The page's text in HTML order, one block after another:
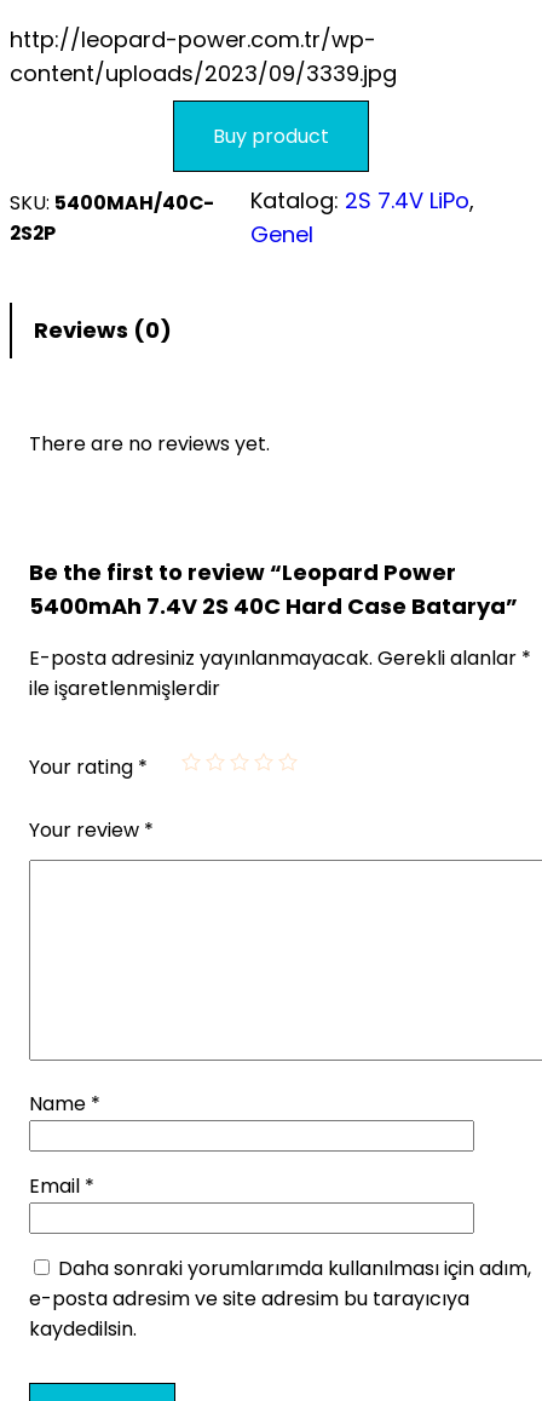
http://leopard-power.com.tr/wp-
content/uploads/2023/09/3339.jpg
Buy product
SKU: 5400MAH/40C-
2S2P
Katalog: 2S 7.4V LiPo
Genel
Reviews (0)
There are no reviews yet.
Be the first to review “Leopard Power
5400mAh 7.4V 2S 40C Hard Case Batarya”
E-posta adresiniz yayınlanmayacak. Gerekli alanlar *
ile işaretlenmişlerdir
Your rating *
Your review *
Name *
Email *
Daha sonraki yorumlarımda kullanılması için adım,
e-posta adresim ve site adresim bu tarayıcıya
kaydedilsin.